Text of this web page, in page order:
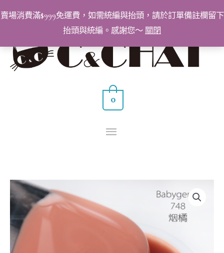
賣場消費滿$999免運費，如需統編與抬頭，請於訂單備註欄留下
抬頭與統編。感謝您～ 關閉
至
要
選
0
BabyGenie
美
甲
罐
裝